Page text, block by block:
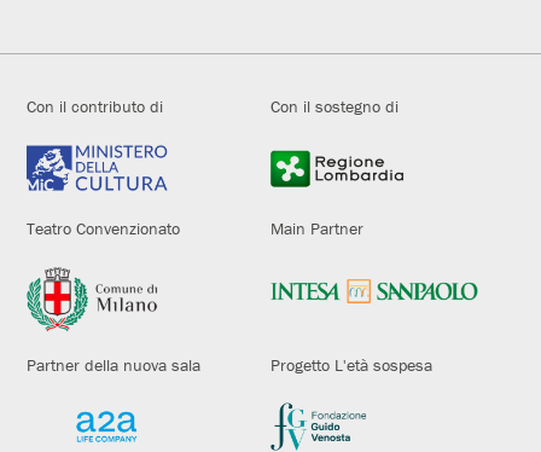
Con il contributo di Con il sostegno di
Teatro Convenzionato Main Partner
Partner della nuova sala Progetto L'età sospesa